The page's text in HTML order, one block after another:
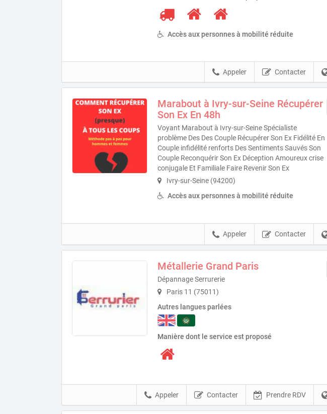
Accès aux personnes à mobilité réduite
Contacter
Appeler
Marabout à Ivry-sur-Seine Récupérer
Son Ex En 48h
Voyant Marabout à Ivry-sur-Seine Spécialiste
problème Des Des Couple Récupérer Son Ex Fidélité En
Couple infidélité renforts Des Sentiments Sauvés Son
Couple Reconquérir Son Ex Déception Amoureux crise
conjugale Et Familiale Faire Revenir Son Ex
Ivry-sur-Seine (94200)
Accès aux personnes à mobilité réduite
Contacter
Appeler
Métallerie Grand Paris
Dépannage Serrurerie
Paris 11 (75011)
Autres langues parlées
Manière dont le service est proposé
Prendre RDV
Contacter
Appeler